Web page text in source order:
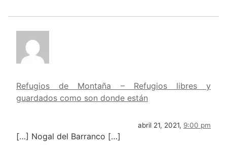
Refugios de Montaña – Refugios libres y
guardados como son donde están
abril 21, 2021, 9:00 pm
[…] Nogal del Barranco […]